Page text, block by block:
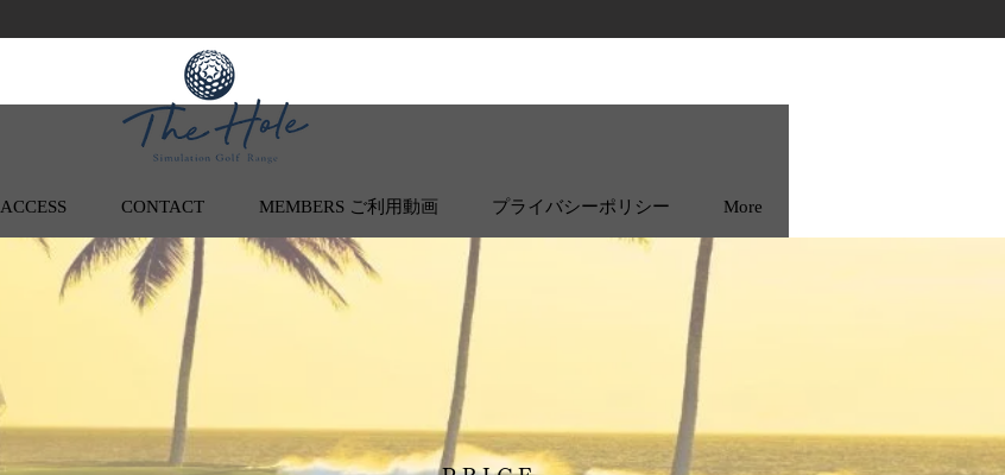
ACCESS CONTACT MEMBERS ご利用動画 プライバシーポリシー More
火・水曜日限定
【通常予約 or レッスン予約】から
若葉マークのコマよりお選びください
体験時間/30分
レッスン/30分
料金(税込)/￥1,100
通常の体験にワンポイントレッスンがプラス。
無人営業や実際のプレーなど気になるお客様や
上達したいなどの体験にお勧め
※募集会員数が上限に達し次第、予告なくキャンペーン終了
となることがございます。
まずは会員登録後、若葉マークの体験をお申し込みください!